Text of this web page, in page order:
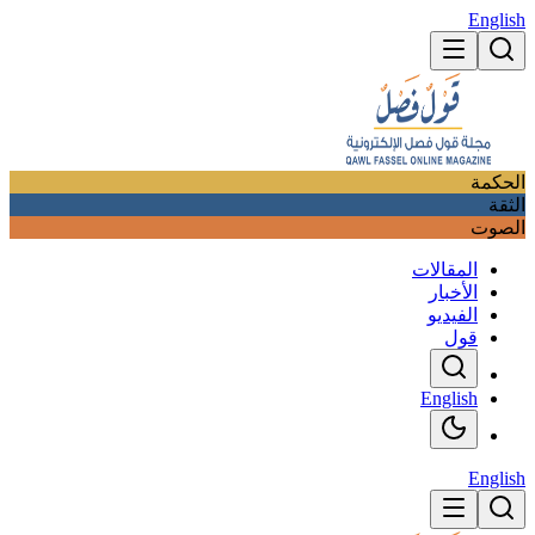
English
الحكمة
الثقة
الصوت
المقالات
الأخبار
الفيديو
قول
English
English